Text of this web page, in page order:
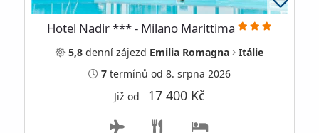
Hotel Nadir *** - Milano Marittima
5,8 denní zájezd Emilia Romagna
Itálie
7 termínů od 8. srpna 2026
Již od 17 400 Kč